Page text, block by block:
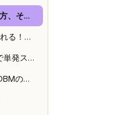
片手 DBRの使い方、そして片手 DBRを使うことによるその効果。
SP中退者でもなれる！DP皆伝の目指しかた
beatmaniaIIDXで単発スコアを狙おう
[DP学会]皿ありDBMのパターンと取得方法に関する考察